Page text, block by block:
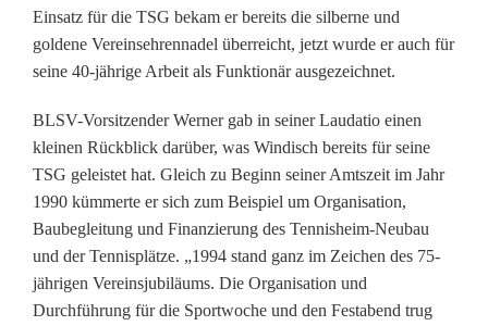
e
n
ü
r
W
e
r
Einsatz für die TSG bekam er bereits die silberne und
goldene Vereinsehrennadel überreicht, jetzt wurde er auch für
seine 40-jährige Arbeit als Funktionär ausgezeichnet.
BLSV-Vorsitzender Werner gab in seiner Laudatio einen
kleinen Rückblick darüber, was Windisch bereits für seine
TSG geleistet hat. Gleich zu Beginn seiner Amtszeit im Jahr
1990 kümmerte er sich zum Beispiel um Organisation,
Baubegleitung und Finanzierung des Tennisheim-Neubau
und der Tennisplätze. „1994 stand ganz im Zeichen des 75-
jährigen Vereinsjubiläums. Die Organisation und
Durchführung für die Sportwoche und den Festabend trug